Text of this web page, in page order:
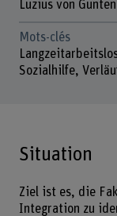
Luzius von Gunten
Mots-clés
Sozialhilfe,
Situation
Ziel ist es, die
Integration zu